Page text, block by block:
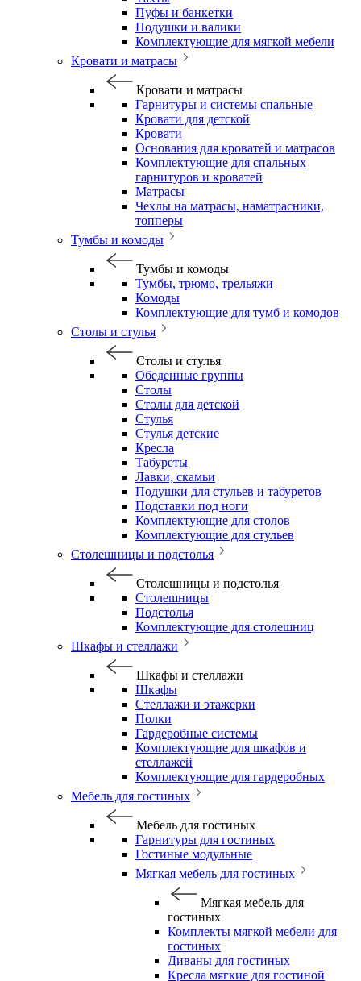
Пуфы и банкетки
Подушки и валики
Комплектующие для мягкой мебели
Кровати и матрасы
Кровати и матрасы
Гарнитуры и системы спальные
Кровати для детской
Кровати
Основания для кроватей и матрасов
Комплектующие для спальных
гарнитуров и кроватей
Матрасы
Чехлы на матрасы, наматрасники,
топперы
Тумбы и комоды
Тумбы и комоды
Тумбы, трюмо, трельяжи
Комоды
Комплектующие для тумб и комодов
Столы и стулья
Столы и стулья
Обеденные группы
Столы
Столы для детской
Стулья
Стулья детские
Кресла
Табуреты
Лавки, скамьи
Подушки для стульев и табуретов
Подставки под ноги
Комплектующие для столов
Комплектующие для стульев
Столешницы и подстолья
Столешницы и подстолья
Столешницы
Подстолья
Комплектующие для столешниц
Шкафы и стеллажи
Шкафы и стеллажи
Шкафы
Стеллажи и этажерки
Полки
Гардеробные системы
Комплектующие для шкафов и
стеллажей
Комплектующие для гардеробных
Мебель для гостиных
Мебель для гостиных
Гарнитуры для гостиных
Гостиные модульные
Мягкая мебель для гостиных
Мягкая мебель для
гостиных
Комплекты мягкой мебели для
гостиных
Диваны для гостиных
Кресла мягкие для гостиной